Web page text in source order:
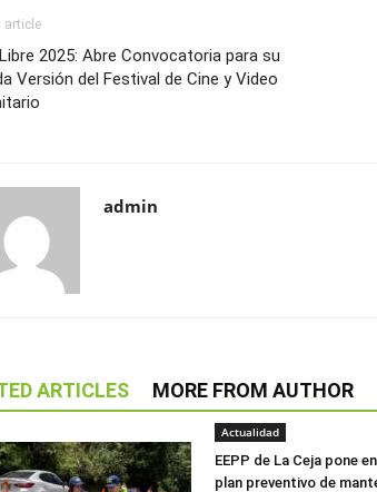
article
2025: Abre Convocatoria para su
Versión del Festival de Cine y Video
admin
ARTICLES MORE FROM AUTHOR
Actualidad
EEPP de La Ceja pone
plan preventivo de